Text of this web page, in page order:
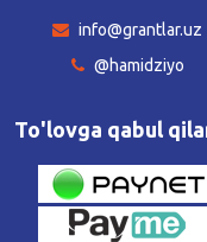
info@grantlar.uz
@hamidziyo
To'lovga qabul